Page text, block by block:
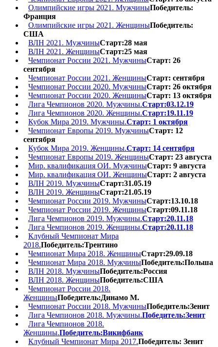
Олимпийские игры 2021. МужчиныПобедитель:
Франция
Олимпийские игры 2021. ЖенщиныПобедитель:
США
ВЛН 2021. МужчиныСтарт:28 мая
ВЛН 2021. ЖенщиныСтарт:25 мая
Чемпионат России 2021. МужчиныСтарт: 26
сентября
Чемпионат России 2021. ЖенщиныСтарт: сентября
Чемпионат России 2020. МужчиныСтарт: 26 октября
Чемпионат России 2020. ЖенщиныСтарт: 13 октября
Лига Чемпионов 2020. Мужчины.Старт:03.12.19
Лига Чемпионов 2020. Женщины.Старт:19.11.19
Кубок Мира 2019. Мужчины.Старт: 1 октября
Чемпионат Европы 2019. МужчиныСтарт: 12
сентября
Кубок Мира 2019. Женщины.Старт: 14 сентября
Чемпионат Европы 2019. ЖенщиныСтарт: 23 августа
Мир. квалификация ОИ. МужчиныСтарт: 9 августа
Мир. квалификация ОИ. ЖенщиныСтарт: 2 августа
ВЛН 2019. МужчиныСтарт:31.05.19
ВЛН 2019. ЖенщиныСтарт:21.05.19
Чемпионат России 2019. МужчиныСтарт:13.10.18
Чемпионат России 2019. ЖенщиныСтарт:09.11.18
Лига Чемпионов 2019. Мужчины.Старт:20.11.18
Лига Чемпионов 2019. Женщины.Старт:20.11.18
Клубный Чемпионат Мира
2018.Победитель:Трентино
Чемпионат Мира 2018. ЖенщиныСтарт:29.09.18
Чемпионат Мира 2018. МужчиныПобедитель:Польша
ВЛН 2018. МужчиныПобедитель:Россия
ВЛН 2018. ЖенщиныПобедитель:США
Чемпионат России 2018.
ЖенщиныПобедитель:Динамо М.
Чемпионат России 2018. МужчиныПобедитель:Зенит
Лига Чемпионов 2018. Мужчины.Победитель:Зенит
Лига Чемпионов 2018.
Женщины.Победитель:Викифбанк
Клубный Чемпионат Мира 2017.Победитель: Зенит